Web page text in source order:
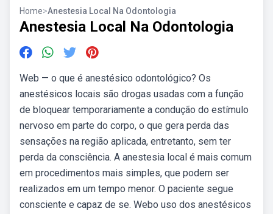
Home>Anestesia Local Na Odontologia
Anestesia Local Na Odontologia
Web — o que é anestésico odontológico? Os
anestésicos locais são drogas usadas com a função
de bloquear temporariamente a condução do estímulo
nervoso em parte do corpo, o que gera perda das
sensações na região aplicada, entretanto, sem ter
perda da consciência. A anestesia local é mais comum
em procedimentos mais simples, que podem ser
realizados em um tempo menor. O paciente segue
consciente e capaz de se. Webo uso dos anestésicos